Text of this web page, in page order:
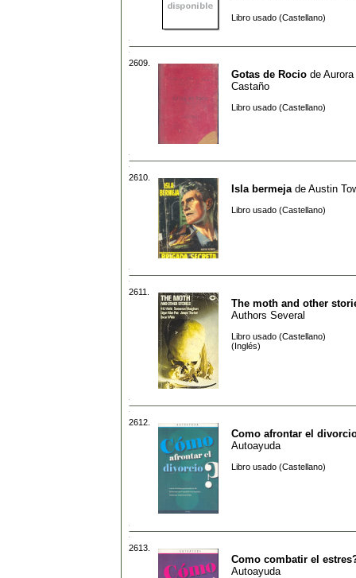
Libro usado (Castellano)
2609.
Gotas de Rocio de
Castaño
Libro usado (Castellano)
2610.
Isla bermeja de Austin
Libro usado (Castellano)
2611.
The moth and other
Authors Several
Libro usado (Castellano)
(Inglés)
2612.
Como afrontar el
Autoayuda
Libro usado (Castellano)
2613.
Como combatir el
Autoayuda